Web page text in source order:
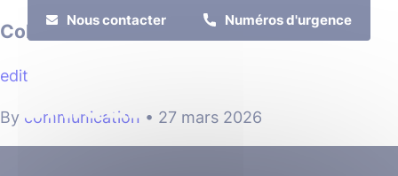
Nous contacter Numéros d'urgence
Colonne Morris
edit
By communication • 27 mars 2026
Cookies management panel